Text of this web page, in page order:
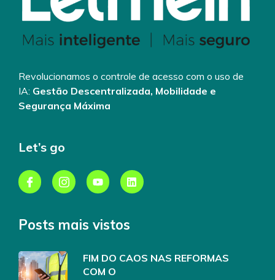
Revolucionamos o controle de acesso com o uso de
IA: Gestão Descentralizada, Mobilidade e
Segurança Máxima
Let’s go
Posts mais vistos
FIM DO CAOS NAS REFORMAS
COM O